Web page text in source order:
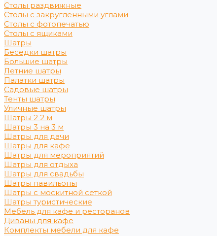
Столы раздвижные
Столы с закругленными углами
Столы с фотопечатью
Столы с ящиками
Шатры
Беседки шатры
Большие шатры
Летние шатры
Палатки шатры
Садовые шатры
Тенты шатры
Уличные шатры
Шатры 2 2 м
Шатры 3 на 3 м
Шатры для дачи
Шатры для кафе
Шатры для мероприятий
Шатры для отдыха
Шатры для свадьбы
Шатры павильоны
Шатры с москитной сеткой
Шатры туристические
Мебель для кафе и ресторанов
Диваны для кафе
Комплекты мебели для кафе